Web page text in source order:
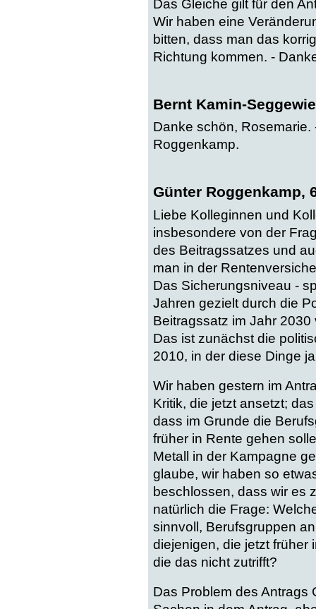
Das Gleiche gilt für den
Wir haben eine
bitten, dass man das
Richtung kommen. -
Bernt Kamin-
Danke schön,
Roggenkamp.
Günter Roggenkamp,
Liebe Kolleginnen und
insbesondere von der
des Beitragssatzes und
man in der
Das Sicherungsniveau -
Jahren gezielt durch die
Beitragssatz im Jahr
Das ist zunächst die
2010, in der diese Dinge
Wir haben gestern im
Kritik, die jetzt ansetzt;
dass im Grunde die
früher in Rente gehen
Metall in der Kampagne
glaube, wir haben so
beschlossen, dass wir es
natürlich die Frage:
sinnvoll, Berufsgruppen
diejenigen, die jetzt früher
die das nicht zutrifft?
Das Problem des Antrags